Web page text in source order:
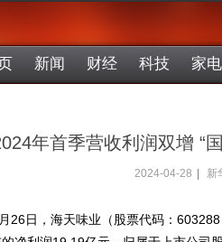
新闻 财经 科技 家电
年首季营收利润双增 “
2024-04-28 新
26日，海天味业（股票代码：